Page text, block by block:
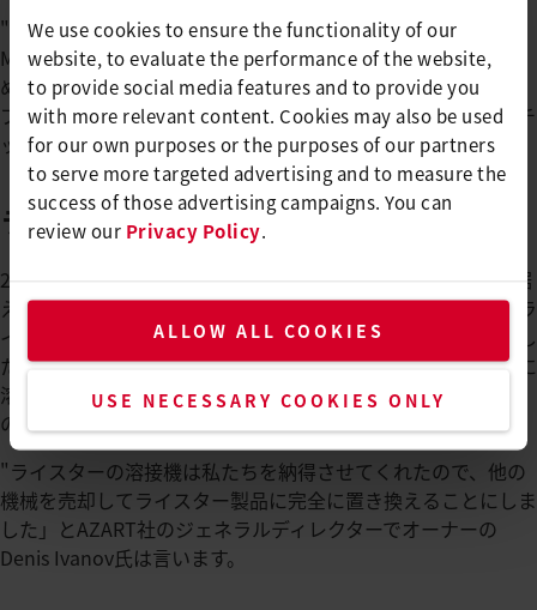
We use cookies to ensure the functionality of our
website, to evaluate the performance of the website,
to provide social media features and to provide you
with more relevant content. Cookies may also be used
for our own purposes or the purposes of our partners
to serve more targeted advertising and to measure the
success of those advertising campaigns. You can
review our Privacy Policy.
ALLOW ALL COOKIES
USE NECESSARY COOKIES ONLY
"顧客満足度 "はAZARTの最優先事項です。AZART工場長の
Mikhailov Evgeniy氏は強調しています。これを確実にするた
めに、AZART社は、機器や機械のための世界的に実績のある
ブランド製品と、素材のための高品質なヨーロッパのプラスチ
ックフィルムと防水シートを利用しています。
ライスターの品質に納得
2019年にAZARTが初めてライスターのシームテック 900 AT据
え置き溶接機を購入した時、一緒に働いていた人は皆、このラ
イスターの機械だけで仕事をしたいと思うほど熱中していまし
た。溶接部の品質、複雑な形状のインフレータブルでも完璧に
溶接できるスピード、そしてシームテック 900 ATの使い勝手
の良さは、AZARTでは非常に明白でした。
"ライスターの溶接機は私たちを納得させてくれたので、他の
機械を売却してライスター製品に完全に置き換えることにしま
した」とAZART社のジェネラルディレクターでオーナーの
Denis Ivanov氏は言います。